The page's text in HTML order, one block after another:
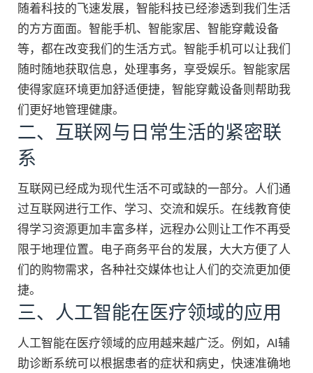
随着科技的飞速发展，智能科技已经渗透到我们生活
的方方面面。智能手机、智能家居、智能穿戴设备
等，都在改变我们的生活方式。智能手机可以让我们
随时随地获取信息，处理事务，享受娱乐。智能家居
使得家庭环境更加舒适便捷，智能穿戴设备则帮助我
们更好地管理健康。
二、互联网与日常生活的紧密联
系
互联网已经成为现代生活不可或缺的一部分。人们通
过互联网进行工作、学习、交流和娱乐。在线教育使
得学习资源更加丰富多样，远程办公则让工作不再受
限于地理位置。电子商务平台的发展，大大方便了人
们的购物需求，各种社交媒体也让人们的交流更加便
捷。
三、人工智能在医疗领域的应用
人工智能在医疗领域的应用越来越广泛。例如，AI辅
助诊断系统可以根据患者的症状和病史，快速准确地